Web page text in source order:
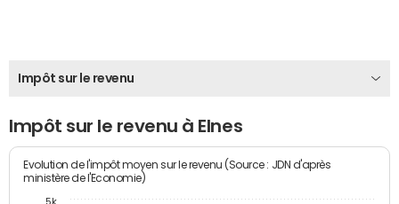
Impôt sur le revenu
Impôt sur le revenu à Elnes
Evolution de l'impôt moyen sur le revenu (Source : JDN d'après
ministère de l'Economie)